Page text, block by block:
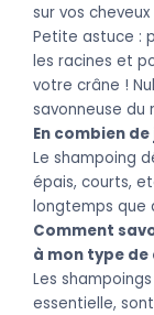
sur vos cheveux
Petite astuce :
les racines et
votre crâne !
savonneuse du
En combien
Le shampoing
épais, courts,
longtemps que
Comment
à mon type de
Les
essentielle,